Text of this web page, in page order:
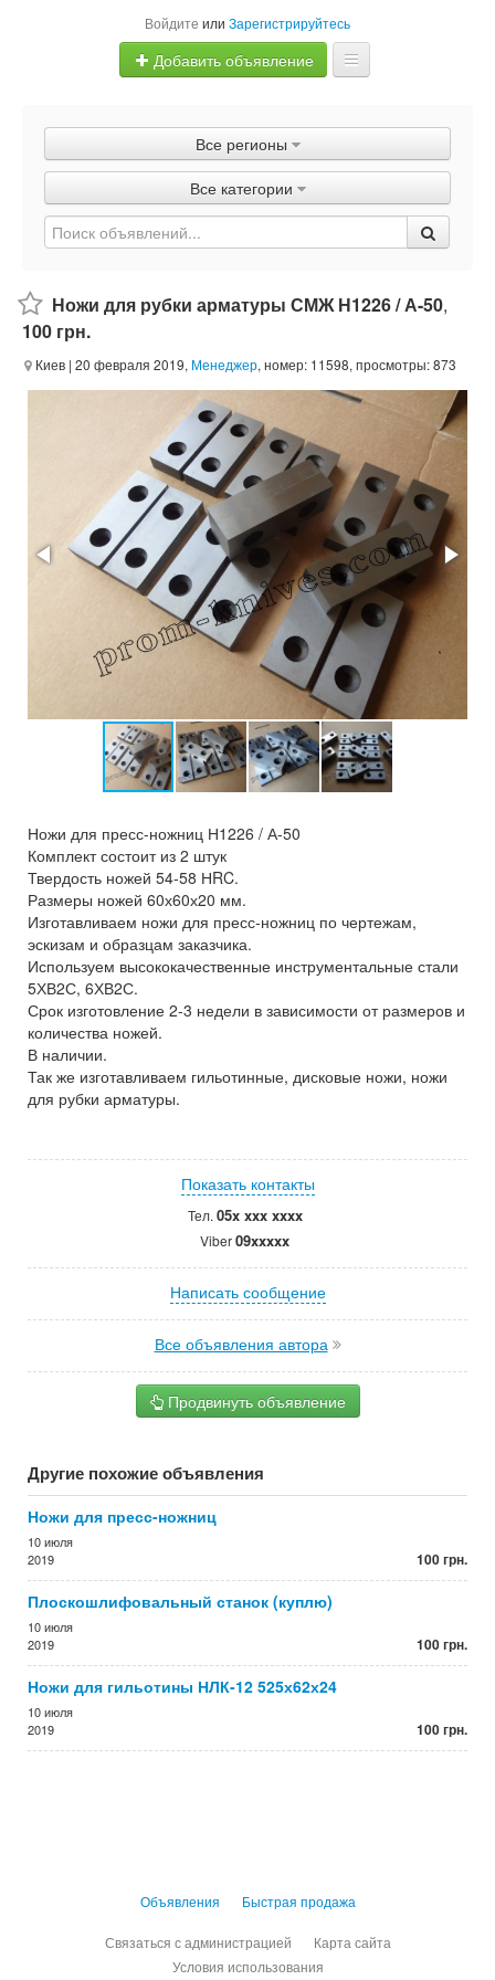
Войдите или Зарегистрируйтесь
Добавить объявление
Объявления
Быстрая продажа
Все регионы
Все категории
Ножи для рубки арматуры СМЖ Н1226 / А-50,
100 грн.
Киев | 20 февраля 2019, Менеджер, номер: 11598, просмотры: 873
Ножи для пресс-ножниц Н1226 / А-50
Комплект состоит из 2 штук
Твердость ножей 54-58 НRC.
Размеры ножей 60х60х20 мм.
Изготавливаем ножи для пресс-ножниц по чертежам,
эскизам и образцам заказчика.
Используем высококачественные инструментальные стали
5ХВ2С, 6ХВ2С.
Срок изготовление 2-3 недели в зависимости от размеров и
количества ножей.
В наличии.
Так же изготавливаем гильотинные, дисковые ножи, ножи
для рубки арматуры.
Показать контакты
Тел. 05x xxx xxxx
Viber09xxxxx
Написать сообщение
Все объявления автора
Продвинуть объявление
Другие похожие объявления
Ножи для пресс-ножниц
10 июля
2019
100 грн.
Плоскошлифовальный станок (куплю)
10 июля
2019
100 грн.
Ножи для гильотины НЛК-12 525х62х24
10 июля
2019
100 грн.
Объявления Быстрая продажа
Связаться с администрацией
Карта сайта
Условия использования